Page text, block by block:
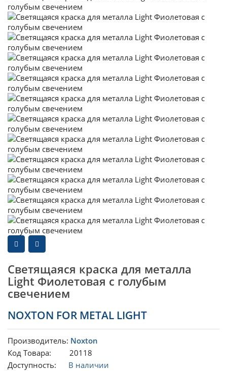
Светящаяся краска для металла
Light Фиолетовая с голубым
свечением
NOXTON FOR METAL LIGHT
Производитель: Noxton
Код Товара: 20118
Доступность: В наличии